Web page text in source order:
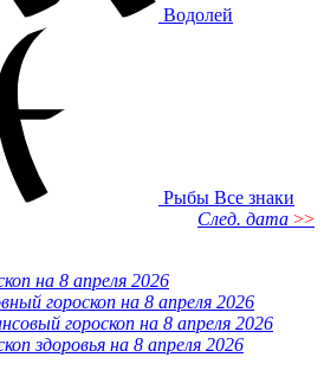
Водолей
Рыбы Все знаки
След. дата >>
на 8 апреля 2026
гороскоп на 8 апреля 2026
гороскоп на 8 апреля 2026
здоровья на 8 апреля 2026